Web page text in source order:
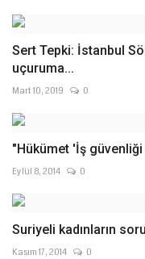
Sert Tepki: İstanbul
uçuruma...
Mart 10, 2019 0
"Hükümet 'İş güvenliği
Eylül 8, 2014 0
Suriyeli kadınların
Kasım 17, 2014 0